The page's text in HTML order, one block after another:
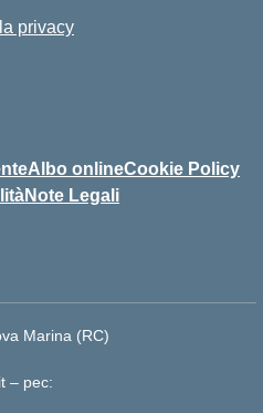
privacy
Albo onlineCookie Policy
Note Legali
Marina (RC)
– pec: